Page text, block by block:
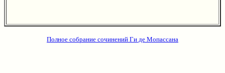
Полное собрание сочинений Ги де Мопассана